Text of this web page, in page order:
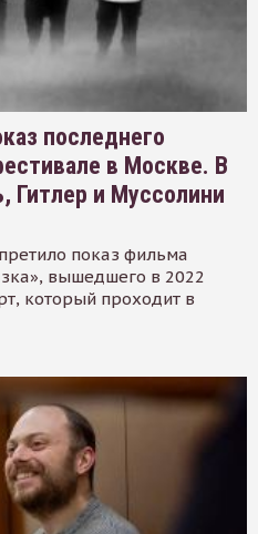
последнего
в Москве. В
Гитлер и Муссолини
показ фильма
вышедшего в 2022
который проходит в